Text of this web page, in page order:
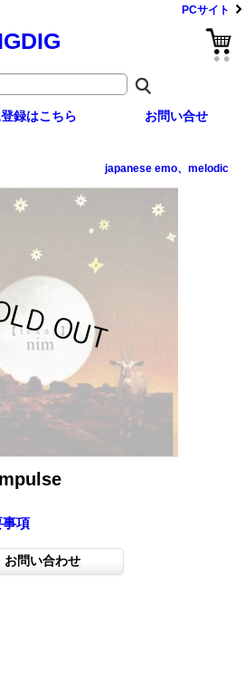
PCサイト
録はこちら お問い合せ
japanese emo、melodic
項